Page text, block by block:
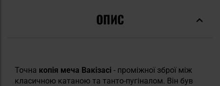
ОПИС
Точна копія меча Вакізасі - проміжної зброї між
класичною катаною та танто-пугіналом. Він був